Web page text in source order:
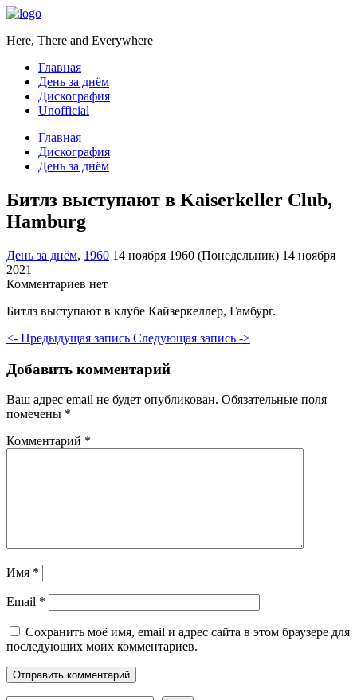
Here, There and Everywhere
Главная
День за днём
Дискография
Unofficial
Главная
Дискография
День за днём
Битлз выступают в Kaiserkeller Club,
Hamburg
День за днём, 1960 14 ноября 1960 (Понедельник) 14 ноября
2021
Комментариев нет
Битлз выступают в клубе Кайзеркеллер, Гамбург.
<- Предыдущая запись Следующая запись ->
Добавить комментарий
Ваш адрес email не будет опубликован. Обязательные поля
помечены *
Комментарий *
Имя *
Email *
Сохранить моё имя, email и адрес сайта в этом браузере для
последующих моих комментариев.